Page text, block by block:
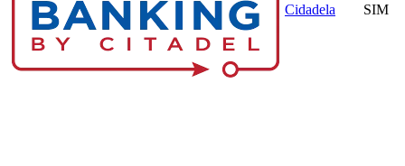
Cidadela SIM